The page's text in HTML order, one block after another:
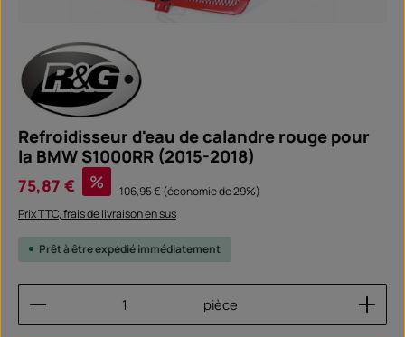
Refroidisseur d'eau de calandre rouge pour
la BMW S1000RR (2015-2018)
Prix de vente :
75,87 € % Prix régulier :
106,95 €(économie de 29%)
Prix TTC, frais de livraison en sus
Prêt à être expédié immédiatement
Quantité de produit : Entrez la quantité
pièce